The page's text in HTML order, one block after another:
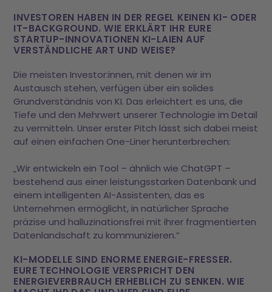
INVESTOREN HABEN IN DER REGEL KEINEN KI- ODER
IT-BACKGROUND. WIE ERKLÄRT IHR EURE
STARTUP-INNOVATIONEN KI-LAIEN AUF
VERSTÄNDLICHE ART UND WEISE?
Die meisten Investor:innen, mit denen wir im
Austausch stehen, verfügen über ein solides
Grundverständnis von KI. Das erleichtert es uns, die
Tiefe und den Mehrwert unserer Technologie im Detail
zu vermitteln. Unser erster Pitch lässt sich dabei meist
auf einen einfachen One-Liner herunterbrechen:
„Wir entwickeln ein Tool – ähnlich wie ChatGPT –
bestehend aus einer leistungsstarken Datenbank und
einem intelligenten AI-Assistenten, das es
Unternehmen ermöglicht, in natürlicher Sprache
präzise und halluzinationsfrei mit ihrer fragmentierten
Datenlandschaft zu kommunizieren.“
KI-MODELLE SIND ENORME ENERGIE-FRESSER.
EURE TECHNOLOGIE VERSPRICHT DEN
ENERGIEVERBRAUCH ERHEBLICH ZU SENKEN. WIE